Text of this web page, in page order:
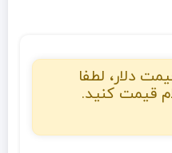
دلار، لطفا
قیمت کنید.